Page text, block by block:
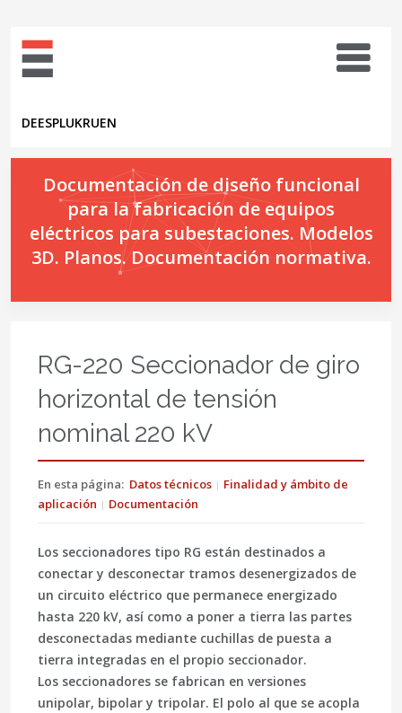
DEESPLUKRUEN
Documentación de diseño funcional
para la fabricación de equipos
eléctricos para subestaciones. Modelos
3D. Planos. Documentación normativa.
RG-220 Seccionador de giro
horizontal de tensión
nominal 220 kV
En esta página: Datos técnicos
Finalidad y ámbito de
aplicación
Documentación
Los seccionadores tipo RG están destinados a
conectar y desconectar tramos desenergizados de
un circuito eléctrico que permanece energizado
hasta 220 kV, así como a poner a tierra las partes
desconectadas mediante cuchillas de puesta a
tierra integradas en el propio seccionador.
Los seccionadores se fabrican en versiones
unipolar, bipolar y tripolar. El polo al que se acopla